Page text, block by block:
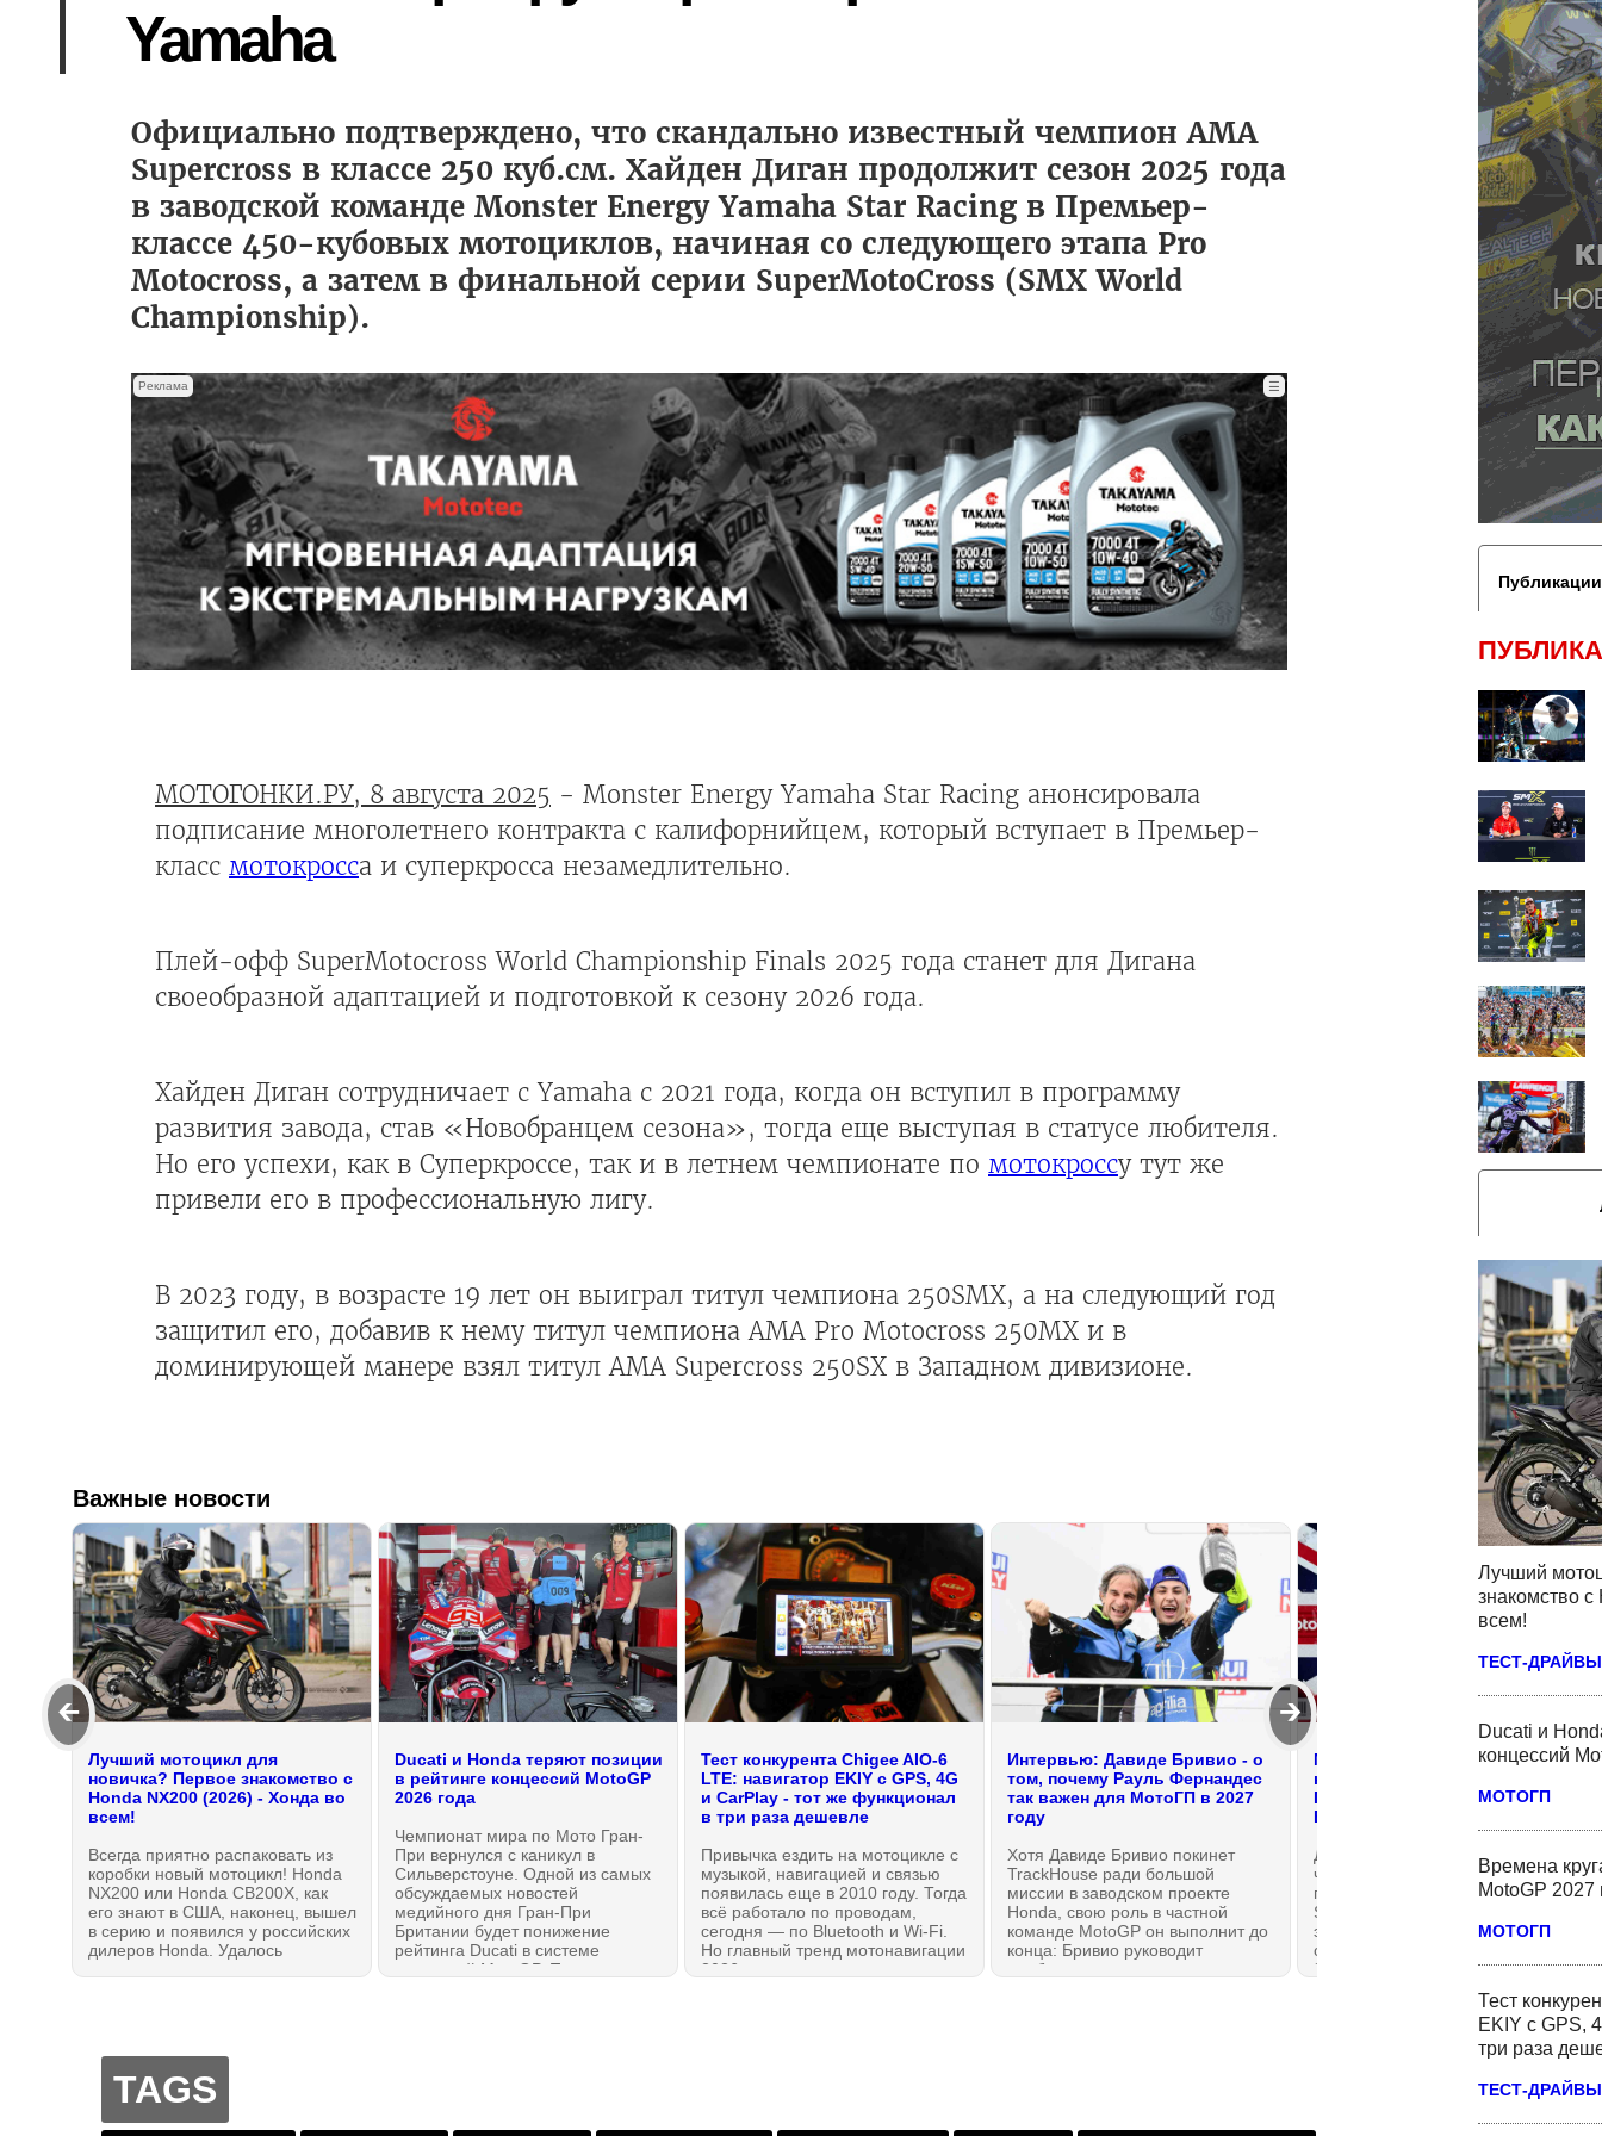
Лучший
знакомство
всем!
ТЕСТ-ДРАЙВЫ
Ducati и
концессий
МОТОГП
Времена
MotoGP
МОТОГП
Тест
EKIY с GPS,
три раза
ТЕСТ-ДРАЙВЫ
Yamaha
Официально подтверждено, что скандально известный чемпион AMA
Supercross в классе 250 куб.см. Хайден Диган продолжит сезон 2025 года
в заводской команде Monster Energy Yamaha Star Racing в Премьер-
классе 450-кубовых мотоциклов, начиная со следующего этапа Pro
Motocross, а затем в финальной серии SuperMotoCross (SMX World
Championship).
Реклама ☰
МОТОГОНКИ.РУ, 8 августа 2025 - Monster Energy Yamaha Star Racing анонсировала
подписание многолетнего контракта с калифорнийцем, который вступает в Премьер-
класс мотокросса и суперкросса незамедлительно.
Плей-офф SuperMotocross World Championship Finals 2025 года станет для Дигана
своеобразной адаптацией и подготовкой к сезону 2026 года.
Хайден Диган сотрудничает с Yamaha с 2021 года, когда он вступил в программу
развития завода, став «Новобранцем сезона», тогда еще выступая в статусе любителя.
Но его успехи, как в Суперкроссе, так и в летнем чемпионате по мотокроссу тут же
привели его в профессиональную лигу.
В 2023 году, в возрасте 19 лет он выиграл титул чемпиона 250SMX, а на следующий год
защитил его, добавив к нему титул чемпиона AMA Pro Motocross 250MX и в
доминирующей манере взял титул AMA Supercross 250SX в Западном дивизионе.
Важные новости
🡰 🡲
Лучший мотоцикл для
новичка? Первое знакомство с
Honda NX200 (2026) - Хонда во
всем!
Всегда приятно распаковать из
коробки новый мотоцикл! Honda
NX200 или Honda CB200X, как
его знают в США, наконец, вышел
в серию и появился у российских
дилеров Honda. Удалось
оговорок. И, возможно, лучшее из
всего на данный момент, что
можно было бы рекомендовать
как первый мотоцикл!
Ducati и Honda теряют позиции
в рейтинге концессий MotoGP
2026 года
Чемпионат мира по Мото Гран-
При вернулся с каникул в
Сильверстоуне. Одной из самых
обсуждаемых новостей
медийного дня Гран-При
Британии будет понижение
рейтинга Ducati в системе
концессий MotoGP. Потенциал
Тест конкурента Chigee AIO-6
LTE: навигатор EKIY с GPS, 4G
и CarPlay - тот же функционал
в три раза дешевле
Привычка ездить на мотоцикле с
музыкой, навигацией и связью
появилась еще в 2010 году. Тогда
всё работало по проводам,
сегодня — по Bluetooth и Wi-Fi.
Но главный тренд мотонавигации
2026 года — полностью
Интервью: Давиде Бривио - о
том, почему Рауль Фернандес
так важен для МотоГП в 2027
году
Хотя Давиде Бривио покинет
TrackHouse ради большой
миссии в заводском проекте
Honda, свою роль в частной
команде MotoGP он выполнит до
конца: Бривио руководит
подбором кадров для
МотоГП возвращается с
каникул: обзор ситуации перед
Гран-При Великобритании
BritishGP 2026
Длинные летние каникулы в
чемпионате мира по MotoGP
подходят к концу, 7-9 августа на
Silverstone Circuit состоится 12-й
этап Мото Гран-При, который
откроет вторую половину сезона
2026 года. Всё, что нужно знать,
даже если вы пропустили первые
11 гонок — в этом обзоре на
TAGS